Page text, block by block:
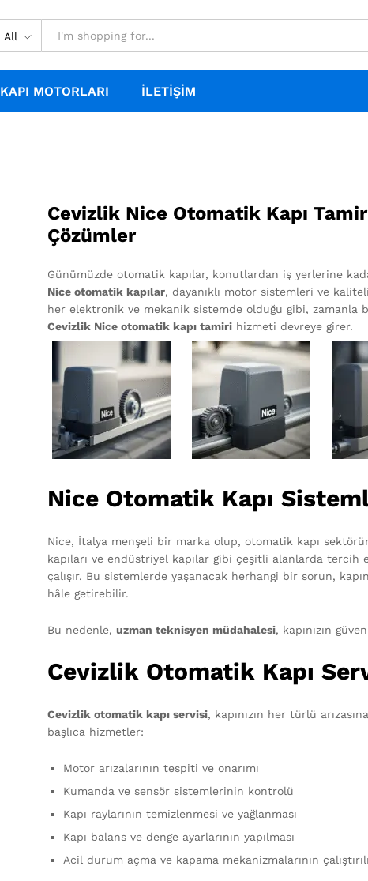
All
KAPI MOTORLARI İLETIŞIM
Cevizlik Nice Otomatik Kapı
Çözümler
Günümüzde otomatik kapılar, konutlardan iş yerlerine
Nice otomatik kapılar, dayanıklı motor sistemleri ve
her elektronik ve mekanik sistemde olduğu gibi, zamanla
Cevizlik Nice otomatik kapı tamiri hizmeti devreye girer.
Nice Otomatik Kapı
Nice, İtalya menşeli bir marka olup, otomatik kapı
kapıları ve endüstriyel kapılar gibi çeşitli alanlarda
çalışır. Bu sistemlerde yaşanacak herhangi bir sorun,
hâle getirebilir.
Bu nedenle, uzman teknisyen müdahalesi, kapınızın
Cevizlik Otomatik Kapı
Cevizlik otomatik kapı servisi, kapınızın her türlü
başlıca hizmetler:
Motor arızalarının tespiti ve onarımı
Kumanda ve sensör sistemlerinin kontrolü
Kapı raylarının temizlenmesi ve yağlanması
Kapı balans ve denge ayarlarının yapılması
Acil durum açma ve kapama mekanizmalarının